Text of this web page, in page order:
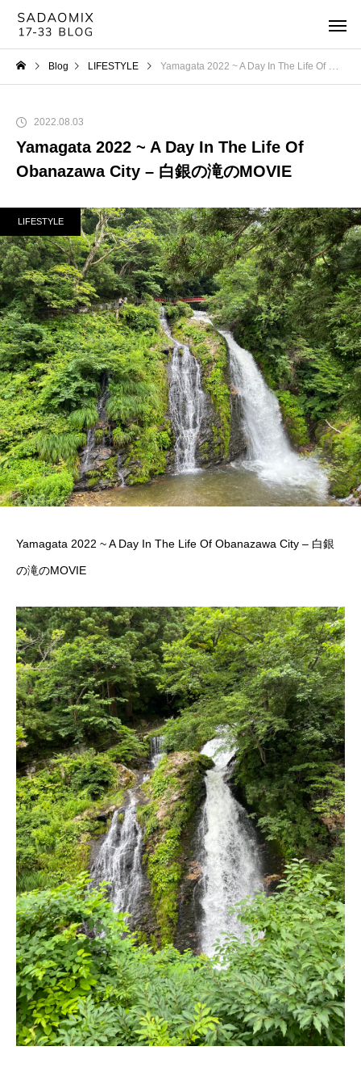
Blog LIFESTYLE Yamagata 2022 ~ A Day In The Life Of Obanazawa City – 白銀の滝のMOVIE
2022.08.03
Yamagata 2022 ~ A Day In The Life Of
Obanazawa City – 白銀の滝のMOVIE
LIFESTYLE
Yamagata 2022 ~ A Day In The Life Of Obanazawa City – 白銀
の滝のMOVIE